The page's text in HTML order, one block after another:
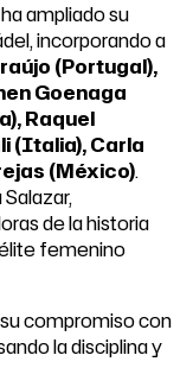
ampliado su
incorporando a
(Portugal),
Goenaga
Raquel
(Italia), Carla
(México).
de la historia
femenino
compromiso con
la disciplina y